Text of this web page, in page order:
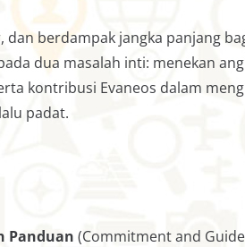
berdampak jangka panjang
dua masalah inti: menekan
kontribusi Evaneos dalam
padat.
Panduan (Commitment and